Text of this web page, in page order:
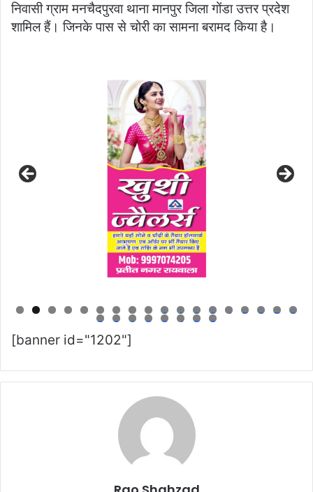
निवासी ग्राम मनचैदपुरवा थाना मानपुर जिला गोंडा उत्तर प्रदेश
शामिल हैं। जिनके पास से चोरी का सामना बरामद किया है।
0 1 2 3 4 5 6 7 8
9 0 1 2 3 4 5 6
[banner id="1202"]